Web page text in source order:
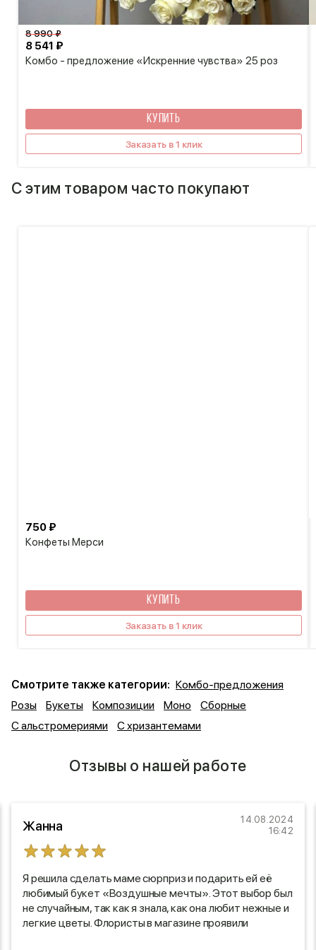
Комбо - предложение «Искренние чувства» 25 роз
8 541 ₽
8 990 ₽
КУПИТЬ
Заказать в 1 клик
С этим товаром часто покупают
Конфеты Мерси
750 ₽
КУПИТЬ
Заказать в 1 клик
Смотрите также категории: Комбо-предложения
Розы
Букеты Композиции Моно
Сборные
С альстромериями
С хризантемами
Отзывы о нашей работе
Жанна
14.08.2024
16:42
Я решила сделать маме сюрприз и подарить ей её
любимый букет «Воздушные мечты». Этот выбор был
не случайным, так как я знала, как она любит нежные и
легкие цветы. Флористы в магазине проявили